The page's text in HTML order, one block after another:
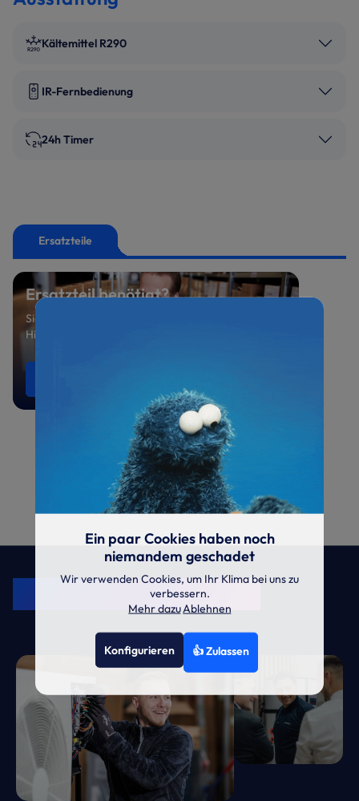
Kältemittel R290
IR-Fernbedienung
24h Timer
Ersatzteile
Ersatzteil benötigt?
Sie suchen ein spezielles Ersatzteil oder benötigen
Hilfe bei der Auswahl? Sprechen Sie uns an.
Kälte. Klima. KRONE.
Ein paar Cookies haben noch
niemandem geschadet
Wir verwenden Cookies, um Ihr Klima bei uns zu
verbessern.
Mehr dazuAblehnen
Konfigurieren 👍 Zulassen